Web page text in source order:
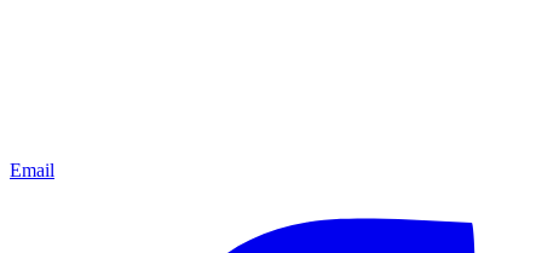
Email